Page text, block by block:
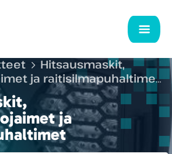
Hitsausmaskit,
ja raitisilmapuhaltimet
kulutusosat ja
EWM
CLEAN Vent
ja